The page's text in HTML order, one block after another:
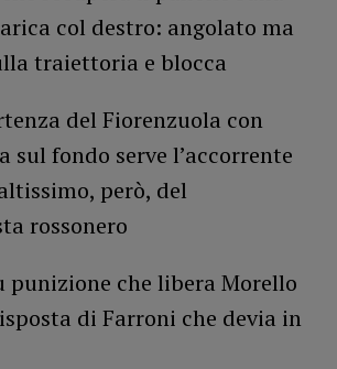
col destro: angolato ma
traiettoria e blocca
del Fiorenzuola con
sul fondo serve l’accorrente
però, del
rossonero
punizione che libera Morello
di Farroni che devia in